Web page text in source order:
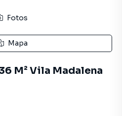
Fotos
Mapa
M² Vila Madalena